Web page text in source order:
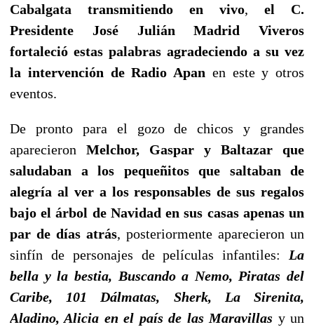
Cabalgata transmitiendo en vivo, el C.
Presidente José Julián Madrid Viveros
fortaleció estas palabras agradeciendo a su vez
la intervención de Radio Apan en este y otros
eventos.
De pronto para el gozo de chicos y grandes
aparecieron Melchor, Gaspar y Baltazar que
saludaban a los pequeñitos que saltaban de
alegría al ver a los responsables de sus regalos
bajo el árbol de Navidad en sus casas apenas un
par de días atrás, posteriormente aparecieron un
sinfín de personajes de películas infantiles: La
bella y la bestia, Buscando a Nemo, Piratas del
Caribe, 101 Dálmatas, Sherk, La Sirenita,
Aladino, Alicia en el país de las Maravillas y un